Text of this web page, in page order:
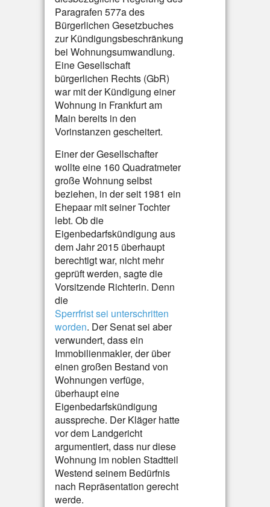
Paragrafen 577a des
Bürgerlichen Gesetzbuches
zur Kündigungsbeschränkung
bei Wohnungsumwandlung.
Eine Gesellschaft
bürgerlichen Rechts (GbR)
war mit der Kündigung einer
Wohnung in Frankfurt am
Main bereits in den
Vorinstanzen gescheitert.
Einer der Gesellschafter
wollte eine 160 Quadratmeter
große Wohnung selbst
beziehen, in der seit 1981 ein
Ehepaar mit seiner Tochter
lebt. Ob die
Eigenbedarfskündigung aus
dem Jahr 2015 überhaupt
berechtigt war, nicht mehr
geprüft werden, sagte die
Vorsitzende Richterin. Denn
die
Sperrfrist sei unterschritten
worden. Der Senat sei aber
verwundert, dass ein
Immobilienmakler, der über
einen großen Bestand von
Wohnungen verfüge,
überhaupt eine
Eigenbedarfskündigung
ausspreche. Der Kläger hatte
vor dem Landgericht
argumentiert, dass nur diese
Wohnung im noblen Stadtteil
Westend seinem Bedürfnis
nach Repräsentation gerecht
werde.